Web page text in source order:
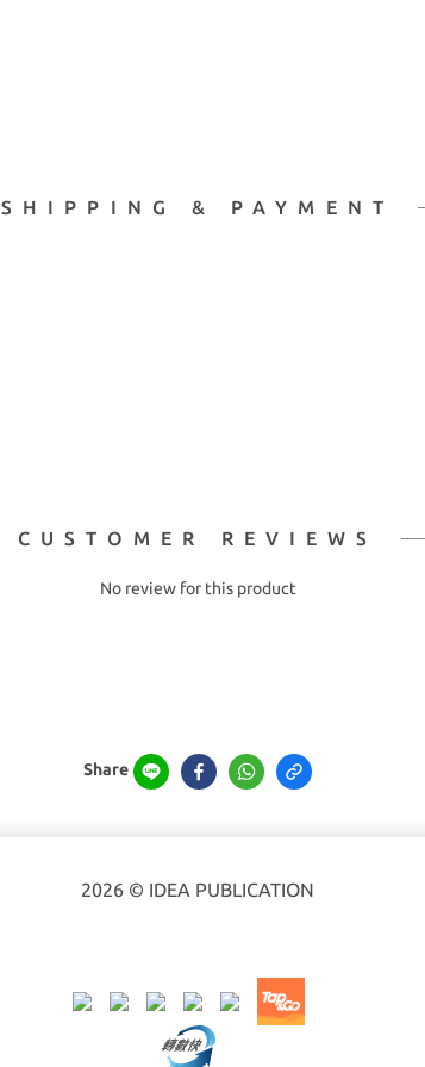
SHIPPING & PAYMENT
CUSTOMER REVIEWS
No review for this product
Share
2026 © IDEA PUBLICATION